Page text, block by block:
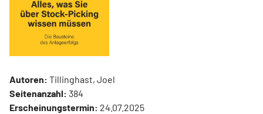
Autoren: Tillinghast, Joel
Seitenanzahl: 384
Erscheinungstermin: 24.07.2025